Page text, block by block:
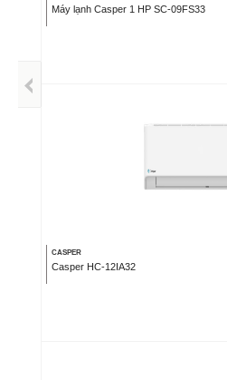
Máy lạnh Casper 1 HP SC-09FS33
CASPER
Casper HC-12IA32